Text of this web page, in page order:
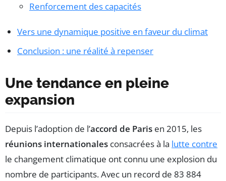
Renforcement des capacités
Vers une dynamique positive en faveur du climat
Conclusion : une réalité à repenser
Une tendance en pleine
expansion
Depuis l’adoption de l’accord de Paris en 2015, les
réunions internationales consacrées à la lutte contre
le changement climatique ont connu une explosion du
nombre de participants. Avec un record de 83 884